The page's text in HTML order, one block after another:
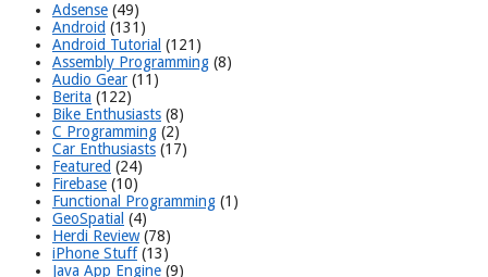
Adsense (49)
Android (131)
Android Tutorial (121)
Assembly Programming (8)
Audio Gear (11)
Berita (122)
Bike Enthusiasts (8)
C Programming (2)
Car Enthusiasts (17)
Featured (24)
Firebase (10)
Functional Programming (1)
GeoSpatial (4)
Herdi Review(78)
iPhone Stuff(13)
Java App Engine (9)